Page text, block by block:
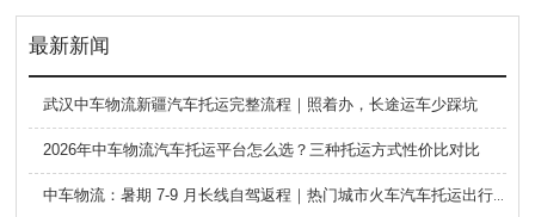
最新新闻
武汉中车物流新疆汽车托运完整流程｜照着办，长途运车少踩坑
2026年中车物流汽车托运平台怎么选？三种托运方式性价比对比
中车物流：暑期 7-9 月长线自驾返程｜热门城市火车汽车托运出行全攻略